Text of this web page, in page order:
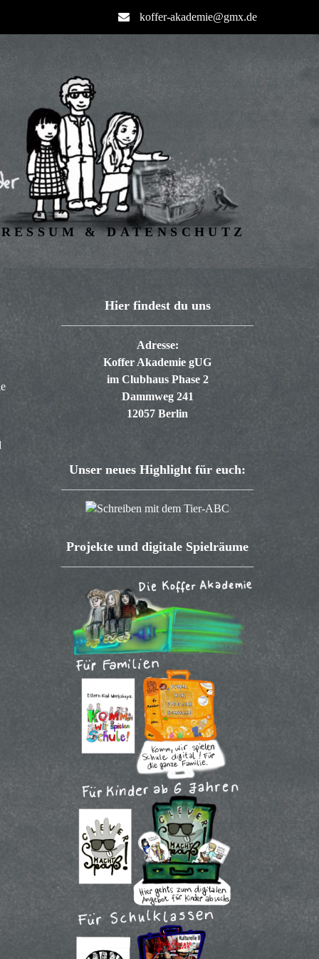
koffer-akademie@gmx.de
& DATENSCHUTZ
Hier findest du uns
Adresse:
Koffer Akademie gUG
im Clubhaus Phase 2
Dammweg 241
12057 Berlin
Unser neues Highlight für euch:
Projekte und digitale Spielräume